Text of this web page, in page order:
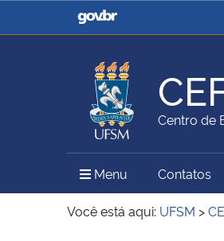
Casa Civil
Ministério da Agricultura,
Pecuária e Abastecimento
Ministério do Meio Ambiente
Centro de
Menu MenuContatos
Você está aqui: UFSM >